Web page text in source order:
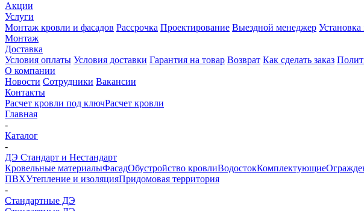
Акции
Услуги
Монтаж кровли и фасадов Рассрочка Проектирование Выездной менеджер
Монтаж
Доставка
Условия оплаты Условия доставки Гарантия на товар Возврат Как сделать заказ
О компании
Новости Сотрудники Вакансии
Контакты
Расчет кровли под ключРасчет кровли
Главная
-
Каталог
-
ДЭ Стандарт и Нестандарт
Кровельные материалыФасадОбустройство кровлиВодостокКомплектующие
ПВХУтепление и изоляцияПридомовая территория
-
Стандартные ДЭ